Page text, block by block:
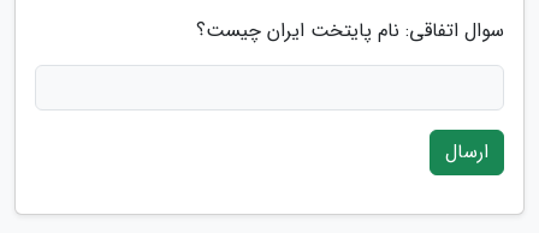
سوال اتفاقی: نام پایتخت ایران چیست؟
ارسال